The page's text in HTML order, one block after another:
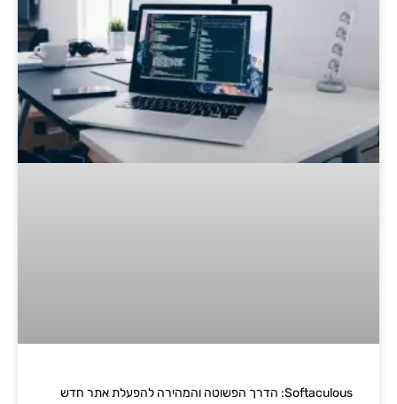
Softaculous: הדרך הפשוטה והמהירה להפעלת אתר חדש